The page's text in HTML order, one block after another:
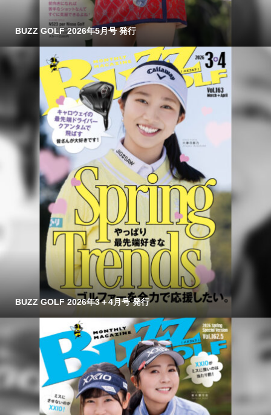
BUZZ GOLF 2026年5月号 発行
BUZZ GOLF 2026年3＋4月号 発行